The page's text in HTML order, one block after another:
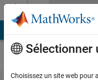
Passer au contenu
Sélectionner
Choisissez un site web pour